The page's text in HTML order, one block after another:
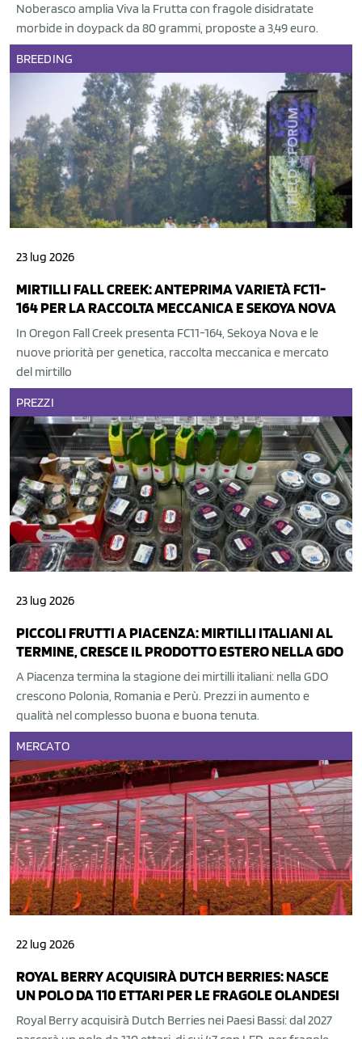
Noberasco amplia Viva la Frutta con fragole disidratate
morbide in doypack da 80 grammi, proposte a 3,49 euro.
BREEDING
23 lug 2026
MIRTILLI FALL CREEK: ANTEPRIMA VARIETÀ FC11-
164 PER LA RACCOLTA MECCANICA E SEKOYA NOVA
In Oregon Fall Creek presenta FC11-164, Sekoya Nova e le
nuove priorità per genetica, raccolta meccanica e mercato
del mirtillo
PREZZI
23 lug 2026
PICCOLI FRUTTI A PIACENZA: MIRTILLI ITALIANI AL
TERMINE, CRESCE IL PRODOTTO ESTERO NELLA GDO
A Piacenza termina la stagione dei mirtilli italiani: nella GDO
crescono Polonia, Romania e Perù. Prezzi in aumento e
qualità nel complesso buona e buona tenuta.
MERCATO
22 lug 2026
ROYAL BERRY ACQUISIRÀ DUTCH BERRIES: NASCE
UN POLO DA 110 ETTARI PER LE FRAGOLE OLANDESI
Royal Berry acquisirà Dutch Berries nei Paesi Bassi: dal 2027